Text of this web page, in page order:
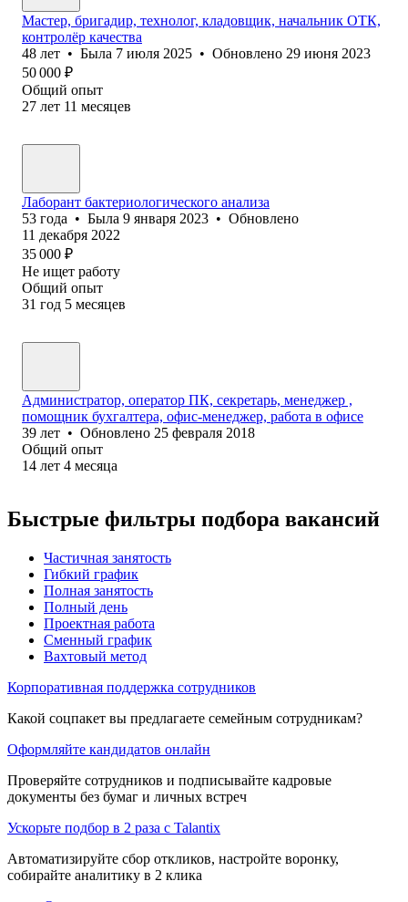
Мастер, бригадир, технолог, кладовщик, начальник ОТК,
контролёр качества
48 лет • Была 7 июля 2025 • Обновлено 29 июня 2023
50 000 ₽
Общий опыт
27 лет 11 месяцев
Лаборант бактериологического анализа
53 года • Была 9 января 2023 • Обновлено
11 декабря 2022
35 000 ₽
Не ищет работу
Общий опыт
31 год 5 месяцев
Администратор, оператор ПК, секретарь, менеджер ,
помощник бухгалтера, офис-менеджер, работа в офисе
39 лет • Обновлено 25 февраля 2018
Общий опыт
14 лет 4 месяца
Быстрые фильтры подбора вакансий
Частичная занятость
Гибкий график
Полная занятость
Полный день
Проектная работа
Сменный график
Вахтовый метод
Корпоративная поддержка сотрудников
Какой соцпакет вы предлагаете семейным сотрудникам?
Оформляйте кандидатов онлайн
Проверяйте сотрудников и подписывайте кадровые
документы без бумаг и личных встреч
Ускорьте подбор в 2 раза с Talantix
Автоматизируйте сбор откликов, настройте воронку,
собирайте аналитику в 2 клика